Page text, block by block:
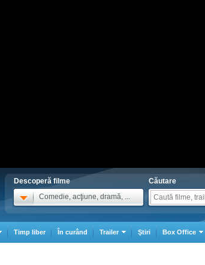
Descoperă filme
Comedie, acţiune, dramă, ...
Căutare
Timp liber În curând Trailer Ştiri Box Office